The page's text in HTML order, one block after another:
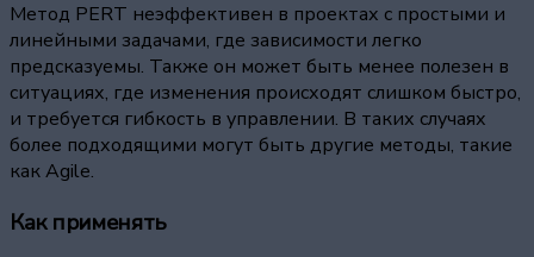
Метод PERT неэффективен в проектах с простыми и
линейными задачами, где зависимости легко
предсказуемы. Также он может быть менее полезен в
ситуациях, где изменения происходят слишком быстро,
и требуется гибкость в управлении. В таких случаях
более подходящими могут быть другие методы, такие
как Agile.
Как применять